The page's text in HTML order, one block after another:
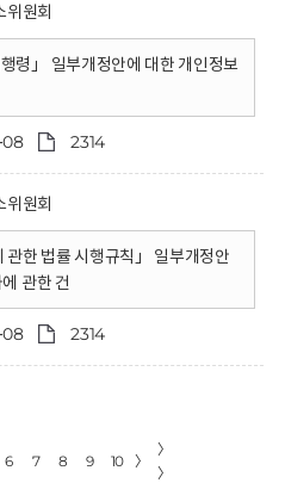
위원회
령」 일부개정안에 대한 개인정보
2314
위원회
관한 법률 시행규칙」 일부개정안
관한 건
2314
6 7 8 9 10 〉
〉
〉